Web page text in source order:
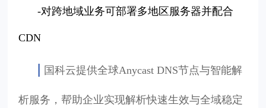
-对跨地域业务可部署多地区服务器并配合
CDN
| 国科云提供全球Anycast DNS节点与智能解
析服务，帮助企业实现解析快速生效与全域稳定